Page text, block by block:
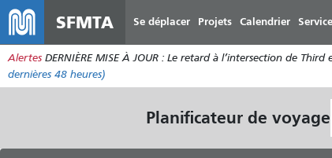
SFMTA Se déplacer Projets Calendrier
Alertes DERNIÈRE MISE À JOUR : Le retard à l’intersection de
dernières 48 heures)
Planificateur de voyage